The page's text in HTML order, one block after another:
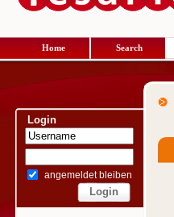
Home Search
Login
angemeldet bleiben